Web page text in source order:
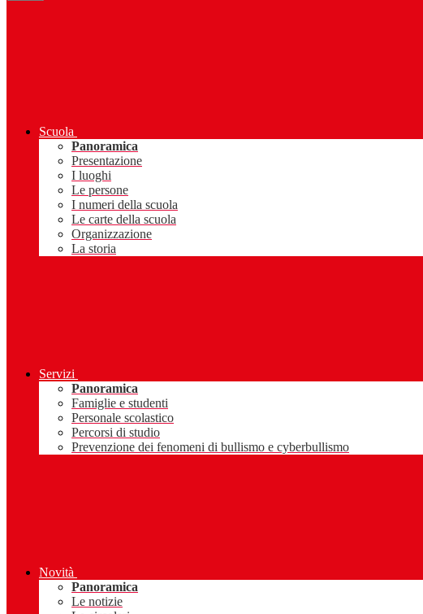
Scuola
Panoramica
Presentazione
I luoghi
Le persone
I numeri della scuola
Le carte della scuola
Organizzazione
La storia
Servizi
Panoramica
Famiglie e studenti
Personale scolastico
Percorsi di studio
Prevenzione dei fenomeni di bullismo e cyberbullismo
Novità
Panoramica
Le notizie